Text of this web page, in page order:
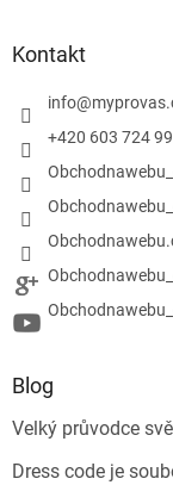
Kontakt
info@
+420 603 724
Blog
Velký průvodce
Dress code je